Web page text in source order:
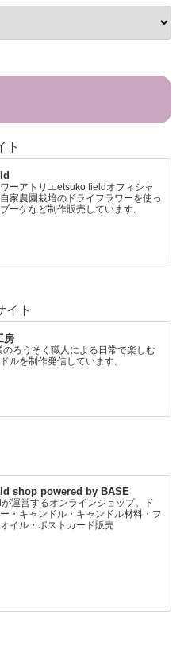
ト
ーアトリエetsuko fieldオフィシャ
家農園栽培のドライフラワーを使っ
ーケなど制作販売しています。
イト
房
ろうそく職人による日常で楽しむ
ルを制作発信しています。
shop powered by BASE
運営するオンラインショップ。ド
・キャンドル・キャンドル材料・フ
イル・ポストカード販売